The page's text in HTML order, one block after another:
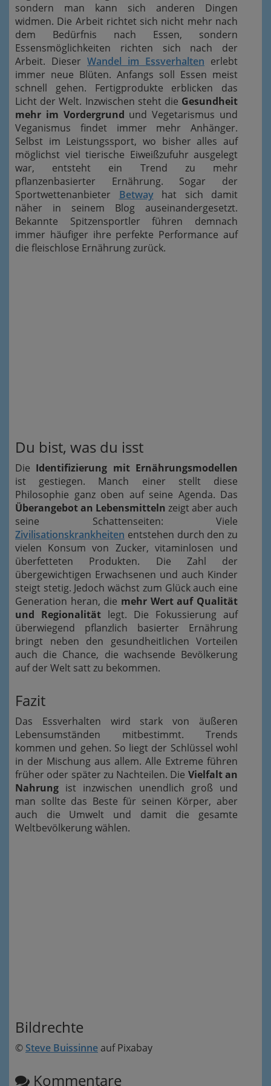
sondern man kann sich anderen Dingen
widmen. Die Arbeit richtet sich nicht mehr nach
dem Bedürfnis nach Essen, sondern
Essensmöglichkeiten richten sich nach der
Arbeit. Dieser Wandel im Essverhalten erlebt
immer neue Blüten. Anfangs soll Essen meist
schnell gehen. Fertigprodukte erblicken das
Licht der Welt. Inzwischen steht die Gesundheit
mehr im Vordergrund und Vegetarismus und
Veganismus findet immer mehr Anhänger.
Selbst im Leistungssport, wo bisher alles auf
möglichst viel tierische Eiweißzufuhr ausgelegt
war, entsteht ein Trend zu mehr
pflanzenbasierter Ernährung. Sogar der
Sportwettenanbieter Betwayhat sich damit
näher in seinem Blog auseinandergesetzt.
Bekannte Spitzensportler führen demnach
immer häufiger ihre perfekte Performance auf
die fleischlose Ernährung zurück.
Du bist, was du isst
Die Identifizierung mit Ernährungsmodellen
ist gestiegen. Manch einer stellt diese
Philosophie ganz oben auf seine Agenda. Das
Überangebot an Lebensmitteln zeigt aber auch
seine Schattenseiten: Viele
Zivilisationskrankheiten entstehen durch den zu
vielen Konsum von Zucker, vitaminlosen und
überfetteten Produkten. Die Zahl der
übergewichtigen Erwachsenen und auch Kinder
steigt stetig. Jedoch wächst zum Glück auch eine
Generation heran, die mehr Wert auf Qualität
und Regionalität legt. Die Fokussierung auf
überwiegend pflanzlich basierter Ernährung
bringt neben den gesundheitlichen Vorteilen
auch die Chance, die wachsende Bevölkerung
auf der Welt satt zu bekommen.
Fazit
Das Essverhalten wird stark von äußeren
Lebensumständen mitbestimmt. Trends
kommen und gehen. So liegt der Schlüssel wohl
in der Mischung aus allem. Alle Extreme führen
früher oder später zu Nachteilen. Die Vielfalt an
Nahrung ist inzwischen unendlich groß und
man sollte das Beste für seinen Körper, aber
auch die Umwelt und damit die gesamte
Weltbevölkerung wählen.
Bildrechte
© Steve Buissinneauf Pixabay
Kommentare